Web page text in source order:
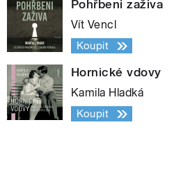
Pohřbeni zaživa
Vít Vencl
Koupit
Hornické vdovy
Kamila Hladká
Koupit